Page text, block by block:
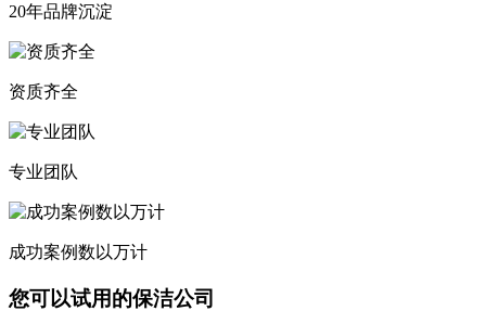
20年品牌沉淀
资质齐全
专业团队
成功案例数以万计
您可以试用的保洁公司